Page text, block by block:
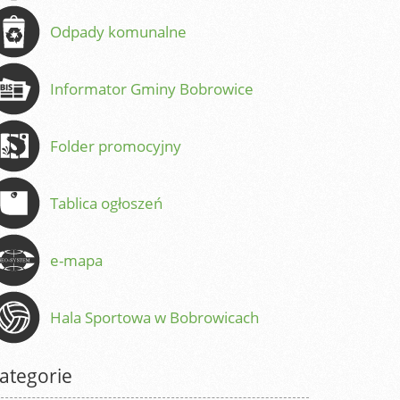
Odpady komunalne
Informator Gminy Bobrowice
Folder promocyjny
Tablica ogłoszeń
e-mapa
Hala Sportowa w Bobrowicach